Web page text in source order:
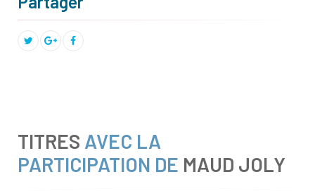
TITRES AVEC LA
PARTICIPATION DE MAUD JOLY